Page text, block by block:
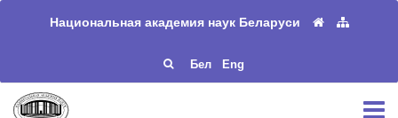
Национальная академия наук Беларуси
Бел Eng